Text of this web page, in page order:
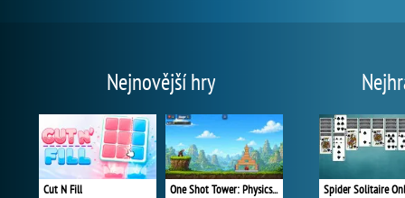
Nejnovější hry
Cut N Fill One Shot Tower: Physics Destroyer Spider Solitaire